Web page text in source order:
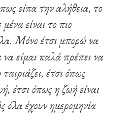
είπα την αλήθεια, το
είναι το πιο
Μόνο έτσι μπορώ να
είμαι καλά πρέπει να
έτσι όπως
έτσι όπως η ζωή είναι
όλα έχουν ημερομηνία